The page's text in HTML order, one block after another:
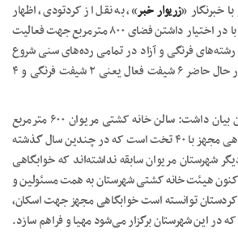
خبرنگار «زریوار خبر»، به نقل از کردتودی، اظهار
کرد: هیئت کشتی مریوان با در اختیار داشتن فضای ۸۰۰ مترمربع جهت فعالیت
در رشته‌های فرنگی و آزاد در تمامی رده‌های سنی شروع
به فعالیت نموده است و در حال حاضر ۶ شیفت فعال یعنی ۲ شیفت فرنگی و ۴
رئیس هیئت کشتی مریوان بیان داشت: سالن خانه کشتی مریوان ۶۰۰ مترمربع
زیربنا دارد و دارای خوابگاهی مجهز با ۴۰ تخت است که در چندین سال گذشته
شهرستان مریوان سابقه نداشته‌اند که خوابگاهی
اکنون هیئت خانه کشتی شهرستان به همت مسئولین و
توانسته است خوابگاهی مجهز جهت اسکان،
که در این شهرستان برگزار می‌شود مهیا و فراهم سازد.